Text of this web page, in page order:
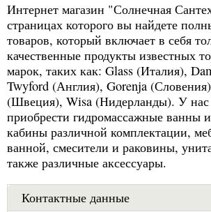
Интернет магазин "Солнечная
страницах которого вы найдете
товаров, который включает в себя
качественные продукты известных
марок, таких как: Glass (Италия),
Twyford (Англия), Gorenja
(Швеция), Wisa (Нидерланды). У
приобрести гидромассажные ванны
кабины различной комплектации,
ванной, смесители и раковины,
также различные аксессуары.
Контактные данные